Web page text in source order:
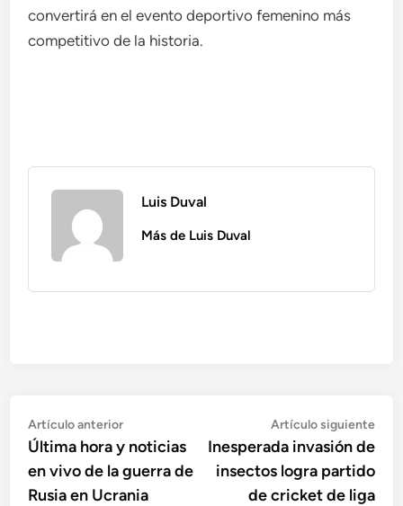
convertirá en el evento deportivo femenino más
competitivo de la historia.
Luis Duval
Más de Luis Duval
Navegación
de
entradas
Artículo anteriorArtículo
anterior:
Última hora y noticias
en vivo de la guerra de
Rusia en Ucrania
Artículo siguiente
Inesperada invasión de
insectos logra partido
de cricket de liga